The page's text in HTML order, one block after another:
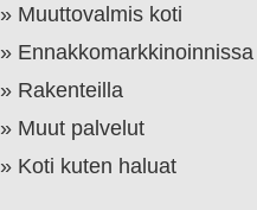
Muuttovalmis koti
Ennakkomarkkinoinnissa
Rakenteilla
Muut palvelut
Koti kuten haluat